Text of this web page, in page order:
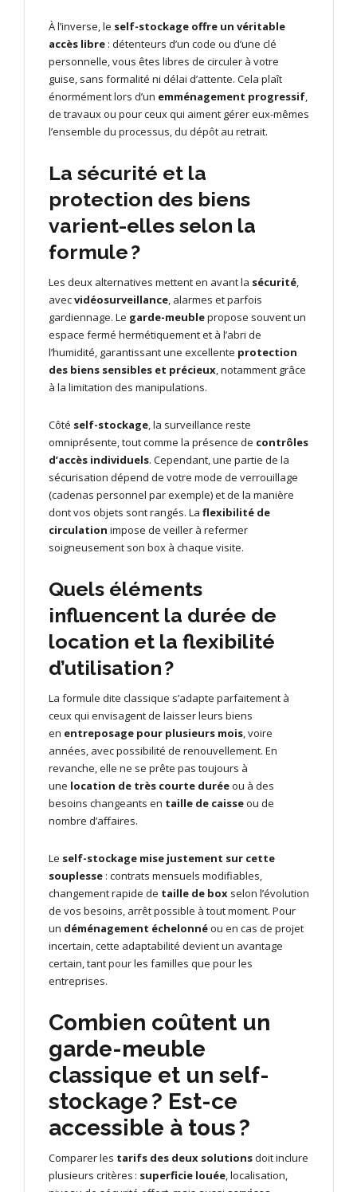
À l’inverse, le self-stockage offre un véritable
accès libre : détenteurs d’un code ou d’une clé
personnelle, vous êtes libres de circuler à votre
guise, sans formalité ni délai d’attente. Cela plaît
énormément lors d’un emménagement progressif,
de travaux ou pour ceux qui aiment gérer eux-mêmes
l’ensemble du processus, du dépôt au retrait.
La sécurité et la
protection des biens
varient-elles selon la
formule ?
Les deux alternatives mettent en avant la sécurité,
avecvidéosurveillance, alarmes et parfois
gardiennage. Le garde-meublepropose souvent un
espace fermé hermétiquement et à l’abri de
l’humidité, garantissant une excellente protection
des biens sensibles et précieux, notamment grâce
à la limitation des manipulations.
Côté self-stockage, la surveillance reste
omniprésente, tout comme la présence de contrôles
d’accès individuels. Cependant, une partie de la
sécurisation dépend de votre mode de verrouillage
(cadenas personnel par exemple) et de la manière
dont vos objets sont rangés. La flexibilité de
circulation impose de veiller à refermer
soigneusement son box à chaque visite.
Quels éléments
influencent la durée de
location et la flexibilité
d’utilisation ?
La formule dite classique s’adapte parfaitement à
ceux qui envisagent de laisser leurs biens
en entreposage pour plusieurs mois, voire
années, avec possibilité de renouvellement. En
revanche, elle ne se prête pas toujours à
une location de très courte duréeou à des
besoins changeants en taille de caisseou de
nombre d’affaires.
Le self-stockage mise justement sur cette
souplesse : contrats mensuels modifiables,
changement rapide de taille de box selon l’évolution
de vos besoins, arrêt possible à tout moment. Pour
un déménagement échelonnéou en cas de projet
incertain, cette adaptabilité devient un avantage
certain, tant pour les familles que pour les
entreprises.
Combien coûtent un
garde-meuble
classique et un self-
stockage ? Est-ce
accessible à tous ?
Comparer les tarifs des deux solutionsdoit inclure
plusieurs critères : superficie louée, localisation,